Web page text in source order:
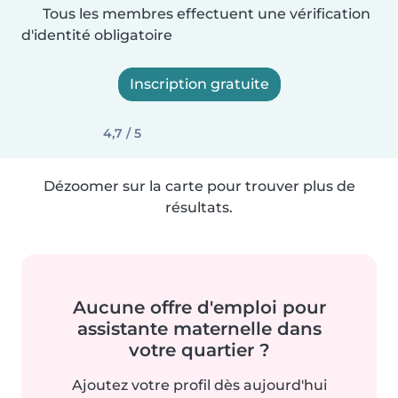
Tous les membres effectuent une vérification
d'identité obligatoire
Inscription gratuite
4,7 / 5
Dézoomer sur la carte pour trouver plus de
résultats.
Aucune offre d'emploi pour
assistante maternelle dans
votre quartier ?
Ajoutez votre profil dès aujourd'hui